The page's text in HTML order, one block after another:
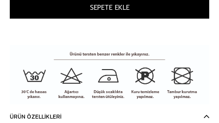
ÜRÜN ÖZELLIKLERI